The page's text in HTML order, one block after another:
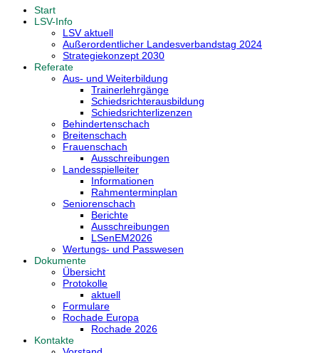
Start
LSV-Info
LSV aktuell
Außerordentlicher Landesverbandstag 2024
Strategiekonzept 2030
Referate
Aus- und Weiterbildung
Trainerlehrgänge
Schiedsrichterausbildung
Schiedsrichterlizenzen
Behindertenschach
Breitenschach
Frauenschach
Ausschreibungen
Landesspielleiter
Informationen
Rahmenterminplan
Seniorenschach
Berichte
Ausschreibungen
LSenEM2026
Wertungs- und Passwesen
Dokumente
Übersicht
Protokolle
aktuell
Formulare
Rochade Europa
Rochade 2026
Kontakte